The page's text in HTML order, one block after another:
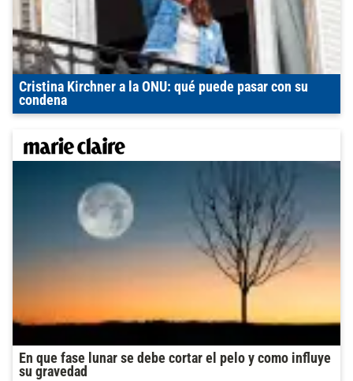
Cristina Kirchner a la ONU: qué puede pasar con su
condena
En que fase lunar se debe cortar el pelo y como influye
su gravedad